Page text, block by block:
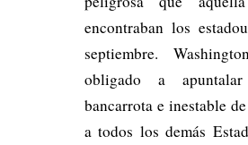
encontraban los
septiembre.
obligado a
bancarrota e inestable
a todos los demás